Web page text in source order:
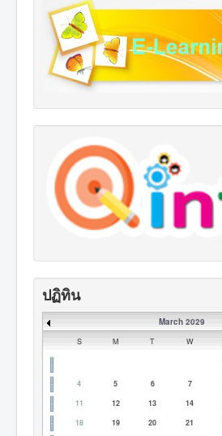
ปฏิทิน
March 2029
S M T W
4
5 6 7
11
12 13 14
18
19 20 21